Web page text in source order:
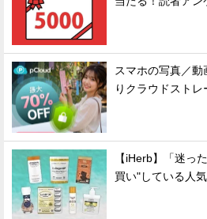
スマホの写真／動
りクラウドストレ
【iHerb】「迷っ
買い"している人